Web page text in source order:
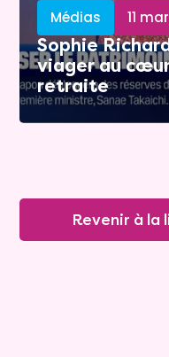
Médias 11
Sophie
viager au
retraite
Revenir à la